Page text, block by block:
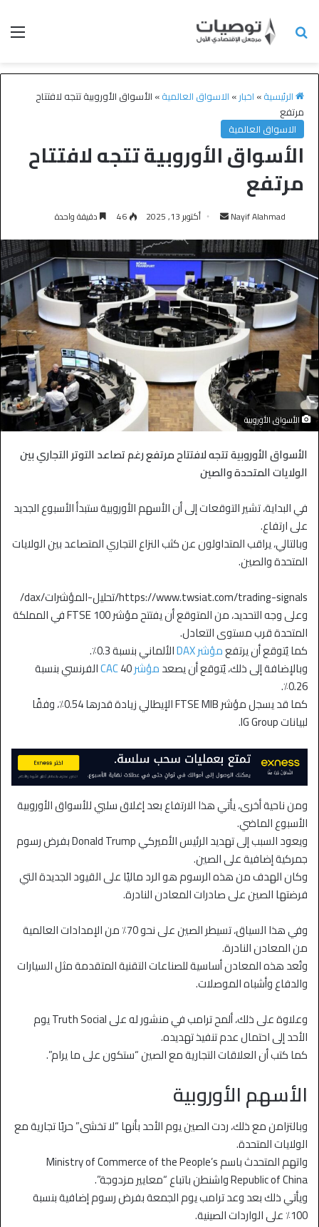
الرئيسية» اخبار» الاسواق العالمية» الأسواق الأوروبية تتجه لافتتاح
مرتفع
الاسواق العالمية
الأسواق الأوروبية تتجه لافتتاح
مرتفع
Nayif Alahmad أكتوبر 13, 2025 46 دقيقة واحدة
الأسواق الأوروبية
الأسواق الأوروبية تتجه لافتتاح مرتفع رغم تصاعد التوتر التجاري بين
الولايات المتحدة والصين
في البداية، تشير التوقعات إلى أن الأسهم الأوروبية ستبدأ الأسبوع الجديد
على ارتفاع.
وبالتالي، يراقب المتداولون عن كثب النزاع التجاري المتصاعد بين الولايات
المتحدة والصين.
https://www.twsiat.com/trading-signals/تحليل-المؤشرات/dax/
وعلى وجه التحديد، من المتوقع أن يفتتح مؤشر FTSE 100 في المملكة
المتحدة قرب مستوى التعادل.
كما يُتوقع أن يرتفعمؤشر DAX
الألماني بنسبة 0.3٪.
وبالإضافة إلى ذلك، يُتوقع أن يصعدمؤشر CAC
40 الفرنسي بنسبة
0.26٪.
كما قد يسجل مؤشر FTSE MIB الإيطالي زيادة قدرها 0.54٪، وفقًا
لبيانات IG Group.
ومن ناحية أخرى، يأتي هذا الارتفاع بعد إغلاق سلبي للأسواق الأوروبية
الأسبوع الماضي.
ويعود السبب إلى تهديد الرئيس الأميركي Donald Trump بفرض رسوم
جمركية إضافية على الصين.
وكان الهدف من هذه الرسوم هو الرد ماليًا على القيود الجديدة التي
فرضتها الصين على صادرات المعادن النادرة.
وفي هذا السياق، تسيطر الصين على نحو 70٪ من الإمدادات العالمية
من المعادن النادرة.
وتُعد هذه المعادن أساسية للصناعات التقنية المتقدمة مثل السيارات
والدفاع وأشباه الموصلات.
وعلاوة على ذلك، ألمح ترامب في منشور له على Truth Social يوم
الأحد إلى احتمال عدم تنفيذ تهديده.
كما كتب أن العلاقات التجارية مع الصين “ستكون على ما يرام”.
الأسهم الأوروبية
وبالتزامن مع ذلك، ردت الصين يوم الأحد بأنها “لا تخشى” حربًا تجارية مع
الولايات المتحدة.
واتهم المتحدث باسم Ministry of Commerce of the People’s
Republic of China واشنطن باتباع “معايير مزدوجة”.
ويأتي ذلك بعد وعد ترامب يوم الجمعة بفرض رسوم إضافية بنسبة
100٪ على الواردات الصينية.